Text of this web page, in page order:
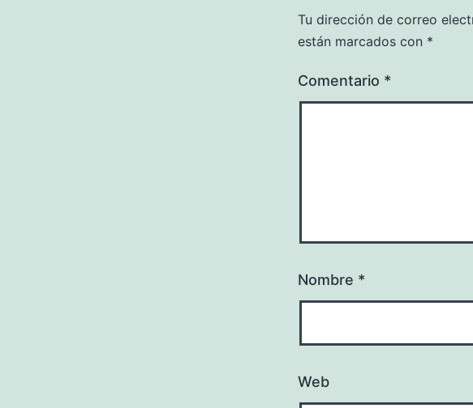
Tu dirección de correo
están marcados con *
Comentario *
Nombre *
Web